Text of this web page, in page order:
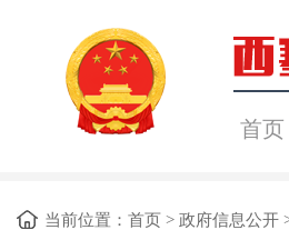
首页
当前位置： 首页 > 政府信息公开